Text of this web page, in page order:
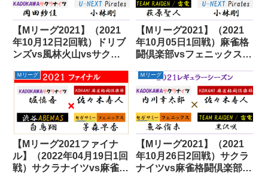
【Mリーグ2021】（2021
年10月12日2回戦）ドリブ
ンズvs風林火山vsサクラ
【Mリーグ2021】（2021
年10月05日1回戦）麻雀格
闘倶楽部vsフェニックス
Ｍリーグ
【Mリーグ2021ファイナ
ル】（2022年04月19日1回
戦）サクラナイツvs麻雀格
Ｍリーグ
【Mリーグ2021】（2021
年10月26日2回戦）サクラ
ナイツvs麻雀格闘倶楽部